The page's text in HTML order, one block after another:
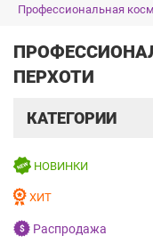
Профессиональная
ПЕРХОТИ
КАТЕГОРИИ
НОВИНКИ
ХИТ
Распродажа